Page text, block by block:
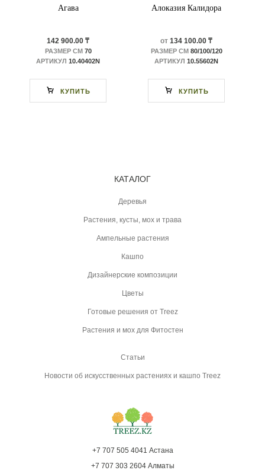
Агава
142 900.00 ₸
РАЗМЕР СМ70
АРТИКУЛ 10.40402N
КУПИТЬ
Алоказия Калидора
от 134 100.00 ₸
РАЗМЕР СМ80/100/120
АРТИКУЛ 10.55602N
КУПИТЬ
КАТАЛОГ
Деревья
Растения, кусты, мох и трава
Ампельные растения
Кашпо
Дизайнерские композиции
Цветы
Готовые решения от Treez
Растения и мох для Фитостен
Статьи
Новости об искусственных растениях и кашпо Treez
+7 707 505 4041 Астана
+7 707 303 2604 Алматы